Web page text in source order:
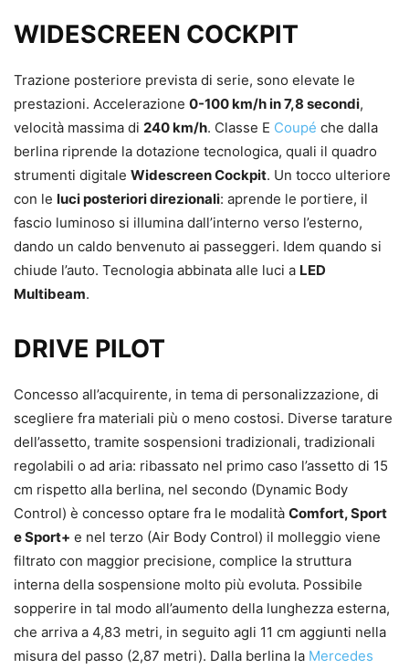
WIDESCREEN COCKPIT
Trazione posteriore prevista di serie, sono elevate le
prestazioni. Accelerazione 0-100 km/h in 7,8 secondi,
velocità massima di 240 km/h. Classe E Coupé che dalla
berlina riprende la dotazione tecnologica, quali il quadro
strumenti digitale Widescreen Cockpit. Un tocco ulteriore
con le luci posteriori direzionali: aprende le portiere, il
fascio luminoso si illumina dall’interno verso l’esterno,
dando un caldo benvenuto ai passeggeri. Idem quando si
chiude l’auto. Tecnologia abbinata alle luci a LED
Multibeam.
DRIVE PILOT
Concesso all’acquirente, in tema di personalizzazione, di
scegliere fra materiali più o meno costosi. Diverse tarature
dell’assetto, tramite sospensioni tradizionali, tradizionali
regolabili o ad aria: ribassato nel primo caso l’assetto di 15
cm rispetto alla berlina, nel secondo (Dynamic Body
Control) è concesso optare fra le modalità Comfort, Sport
e Sport+ e nel terzo (Air Body Control) il molleggio viene
filtrato con maggior precisione, complice la struttura
interna della sospensione molto più evoluta. Possibile
sopperire in tal modo all’aumento della lunghezza esterna,
che arriva a 4,83 metri, in seguito agli 11 cm aggiunti nella
misura del passo (2,87 metri). Dalla berlina la Mercedes